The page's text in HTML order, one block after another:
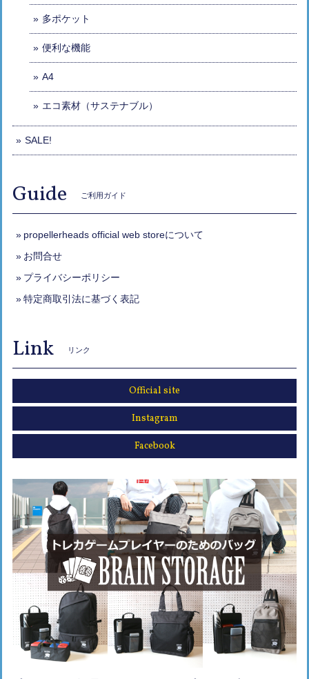
多ポケット
便利な機能
A4
エコ素材（サステナブル）
SALE!
Guide ご利用ガイド
propellerheads official web storeについて
お問合せ
プライバシーポリシー
特定商取引法に基づく表記
Link リンク
Official site
Instagram
Facebook